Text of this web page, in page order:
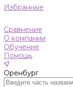
Избранные
Сравнение
О компании
Обучение
Помощь
Оренбург